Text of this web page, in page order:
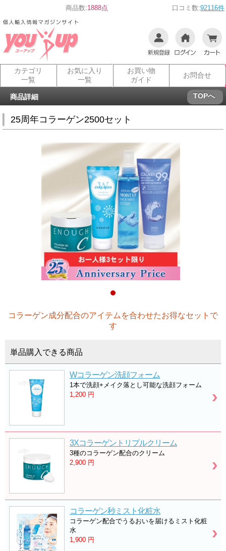
商品数:1888点 口コミ数:92116件
カテゴリ
一覧
お気に入り
一覧
お買い物
ガイド
お問合せ
商品詳細 TOPへ
25周年コラーゲン2500セット
コラーゲン成分配合のアイテムを合わせたお得なセットで
す
単品購入できる商品
Wコラーゲン洗顔フォーム
1本で洗顔+メイク落とし可能な洗顔フォーム
1,200 円
3Xコラーゲントリプルクリーム
3種のコラーゲン配合のクリーム
2,900 円
コラーゲン秒ミスト化粧水
コラーゲン配合でうるおいを届けるミスト化粧
水
1,900 円